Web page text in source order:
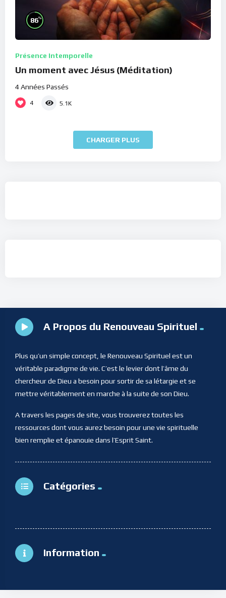
86%
Présence Intemporelle
Un moment avec Jésus (Méditation)
4 Années Passés
4 5.1K
CHARGER PLUS
A Propos du Renouveau Spirituel
Plus qu’un simple concept, le Renouveau Spirituel est un
véritable paradigme de vie. C’est le levier dont l’âme du
chercheur de Dieu a besoin pour sortir de sa létargie et se
mettre véritablement en marche à la suite de son Dieu.
A travers les pages de site, vous trouverez toutes les
ressources dont vous aurez besoin pour une vie spirituelle
bien remplie et épanouie dans l’Esprit Saint.
Catégories
Information